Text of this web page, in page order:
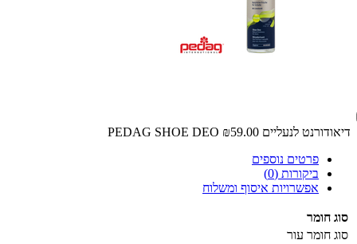
דיאודורנט לנעליים PEDAG SHOE DEO ₪59.00
פרטים נוספים
ביקורות (0)
אפשרויות איסוף ומשלוח
סוג חומר
סוג חומר עור